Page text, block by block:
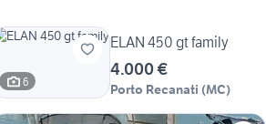
6
ELAN 450 gt family
4.000 €
Porto Recanati (MC)